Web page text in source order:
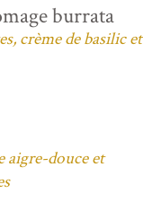
burrata
crème de basilic et
aigre-douce et